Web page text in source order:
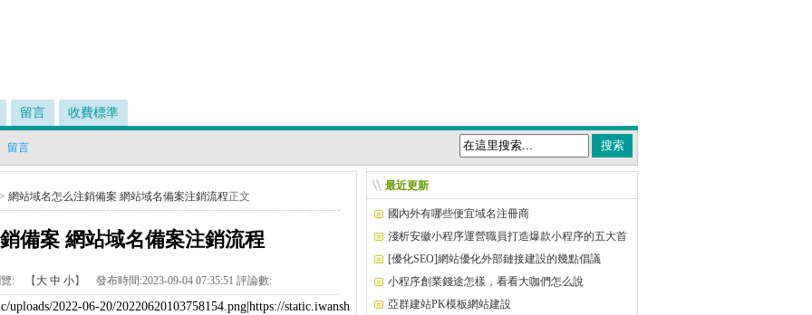
留言 收費標準
留言
> 網站域名怎么注銷備案 網站域名備案注銷流程正文
備案 網站域名備案注銷流程
:【 大 中 小】 發布時間:2023-09-04 07:35:51 評論數:
uploads/2022-06-20/20220620103758154.png|https://static.iwansh
最近更新
國內外有哪些便宜域名注冊商
淺析安徽小程序運營職員打造爆款小程序的五大首
要技巧[優化SEO]網站優化外部鏈接建設的幾點倡議
小程序創業錢途怎樣，看看大咖們怎么說
亞群建站PK模板網站建設